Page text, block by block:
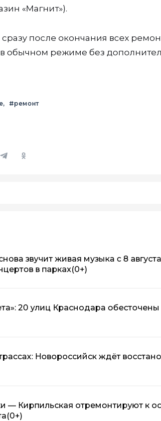
«Магнит»).
после окончания всех
в обычном режиме без
#ремонт
звучит живая музыка с 8
в парках(0+)
20 улиц Краснодара обесточены
Новороссийск ждёт
— Кирпильская отремонтируют к
(0+)